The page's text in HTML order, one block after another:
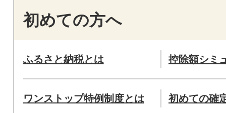
初めての方へ
ふるさと納税とは 控除額シミ
ワンストップ特例制度とは 初めての確